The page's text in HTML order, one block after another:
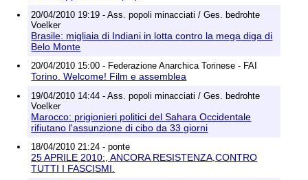
20/04/2010 19:19 - Ass. popoli minacciati / Ges. bedrohte
Voelker
Brasile: migliaia di Indiani in lotta contro la mega diga di
Belo Monte
20/04/2010 15:00 - Federazione Anarchica Torinese - FAI
Torino. Welcome! Film e assemblea
19/04/2010 14:44 - Ass. popoli minacciati / Ges. bedrohte
Voelker
Marocco: prigionieri politici del Sahara Occidentale
rifiutano l'assunzione di cibo da 33 giorni
18/04/2010 21:24 - ponte
25 APRILE 2010:, ANCORA RESISTENZA,CONTRO
TUTTI I FASCISMI.